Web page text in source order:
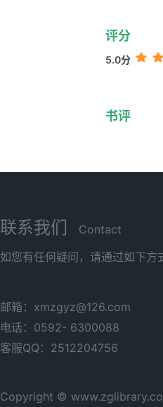
评分
5.0分
书评
联系我们
Contact
如您有任何疑问，请通过如下方
邮箱：xmzgyz@126.com
电话：0592- 6300088
客服QQ：2512204756
Copyright ©